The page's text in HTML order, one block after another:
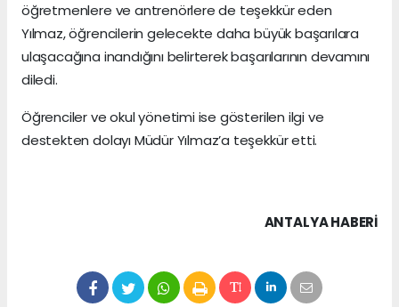
öğretmenlere ve antrenörlere de teşekkür eden
Yılmaz, öğrencilerin gelecekte daha büyük başarılara
ulaşacağına inandığını belirterek başarılarının devamını
diledi.
Öğrenciler ve okul yönetimi ise gösterilen ilgi ve
destekten dolayı Müdür Yılmaz’a teşekkür etti.
ANTALYA HABERİ